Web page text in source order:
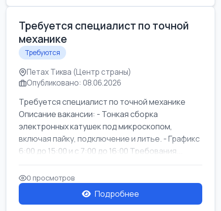
Требуется специалист по точной
механике
Требуются
Петах Тиква (Центр страны)
Опубликовано: 08.06.2026
Требуется специалист по точной механике
Описание вакансии: - Тонкая сборка
электронных катушек под микроскопом,
включая пайку, подключение и литье. - Графикс
6:00 до 15:00 и с 7:00 до 16:00 Требования...
0 просмотров
Подробнее